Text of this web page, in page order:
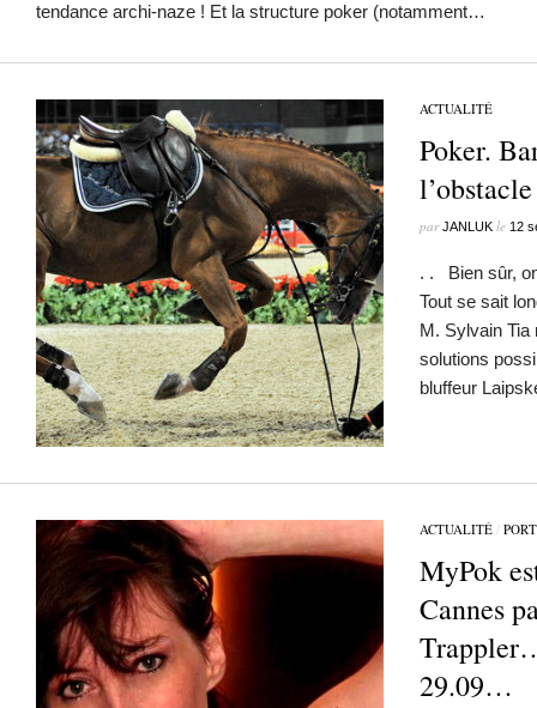
tendance archi-naze ! Et la structure poker (notamment…
ACTUALITÉ
Poker.
parJANLUK le 12
. . Bien sûr,
Tout se sait
M. Sylvain Tia
solutions
bluffeur
ACTUALITÉ /
MyPok
Cannes
29.09…